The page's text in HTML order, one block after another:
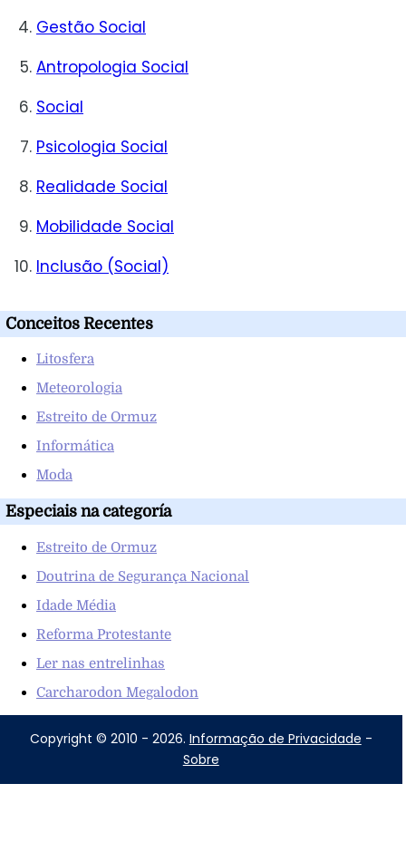
Gestão Social
Antropologia Social
Social
Psicologia Social
Realidade Social
Mobilidade Social
Inclusão (Social)
Conceitos Recentes
Litosfera
Meteorologia
Estreito de Ormuz
Informática
Moda
Especiais na categoría
Estreito de Ormuz
Doutrina de Segurança Nacional
Idade Média
Reforma Protestante
Ler nas entrelinhas
Carcharodon Megalodon
Copyright © 2010 - 2026. Informação de Privacidade -
Sobre